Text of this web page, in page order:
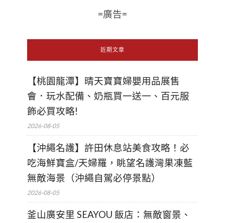
=廣告=
近期文章
【桃園龍潭】晴天寶寶婦嬰用品展售
會．玩水配備、奶瓶買一送一、百元服
飾必買攻略!
2026-08-05
【沖繩名護】許田休息站美食攻略！必
吃海鮮寶盒/天婦羅，眺望名護灣果凍藍
無敵海景（沖繩自駕必停景點）
2026-08-05
釜山廣安里 SEAYOU 飯店：無敵窗景、